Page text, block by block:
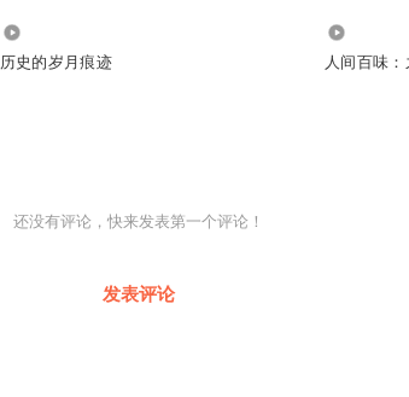
历史的岁月痕迹 人间百味
还没有评论，快来发表第一个评论！
发表评论